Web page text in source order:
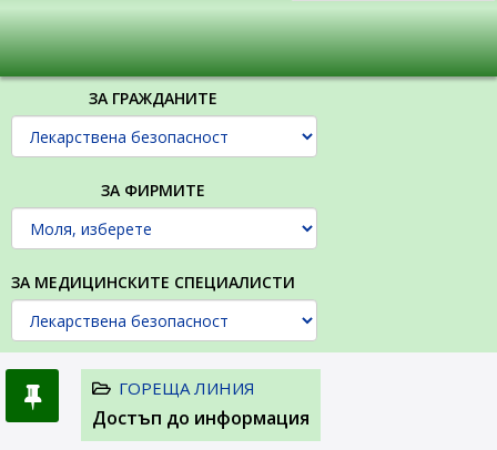
ЗА ГРАЖДАНИТЕ
ЗА ФИРМИТЕ
ЗА МЕДИЦИНСКИТЕ СПЕЦИАЛИСТИ
ГОРЕЩА ЛИНИЯ
Достъп до информация